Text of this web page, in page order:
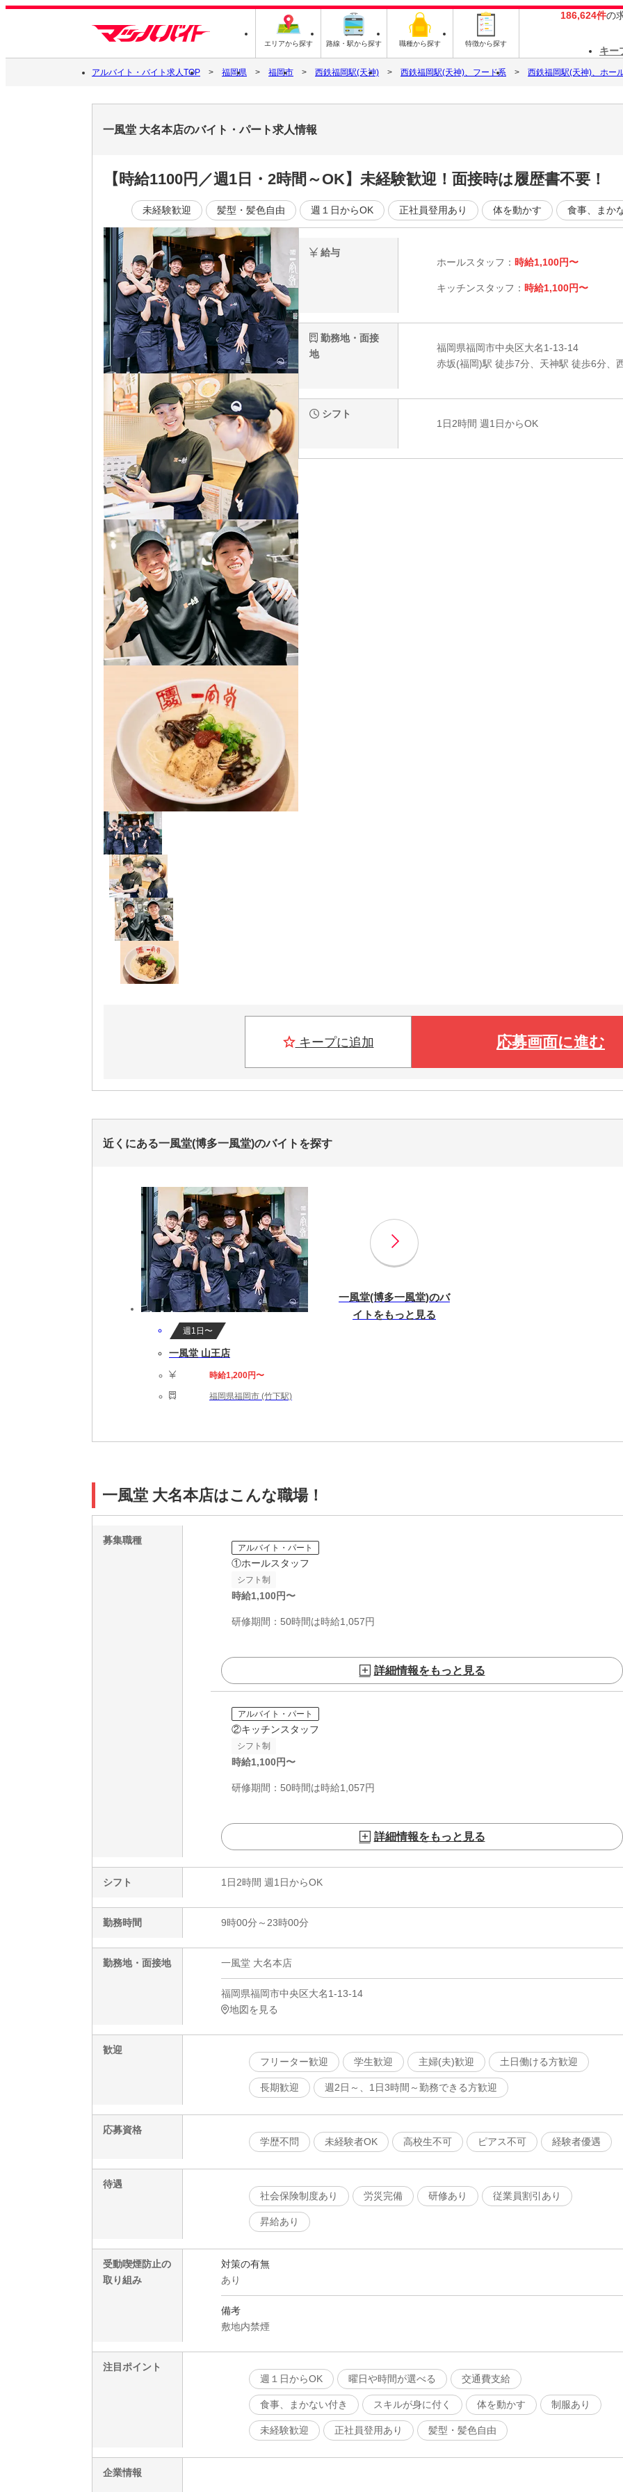
エリアから探す 路線・駅から探す 職種から探す 特徴から探す
186,624件の
キー
アルバイト・バイト求人TOP 福岡県 福岡市 西鉄福岡駅(天神) 西鉄福岡駅(天神)、フード系 西鉄福岡駅(天神)、ホー
一風堂 大名本店のバイト・パート求人情報
【時給1100円／週1日・2時間～OK】未経験歓迎！面接時は履歴書不要！
未経験歓迎 髪型・髪色自由 週１日からOK 正社員登用あり 体を動かす 食事、まか
給与
ホールスタッフ： 時給1,100円〜
キッチンスタッフ： 時給1,100円〜
勤務地・面接
地
福岡県福岡市中央区大名1-13-14
赤坂(福岡)駅 徒歩7分、天神駅 徒歩6分、
シフト
1日2時間 週1日からOK
キープに追加 応募画面に進む
近くにある一風堂(博多一風堂)のバイトを探す
週1日〜
一風堂 山王店
時給1,200円〜
福岡県福岡市 (竹下駅)
一風堂(博多一風堂)のバ
イトをもっと見る
一風堂 大名本店はこんな職場！
募集職種
アルバイト・パート
①ホールスタッフ
シフト制
時給1,100円〜
研修期間：50時間は時給1,057円
詳細情報をもっと見る
アルバイト・パート
②キッチンスタッフ
シフト制
時給1,100円〜
研修期間：50時間は時給1,057円
詳細情報をもっと見る
シフト 1日2時間 週1日からOK
勤務時間 9時00分～23時00分
勤務地・面接地 一風堂 大名本店
福岡県福岡市中央区大名1-13-14
地図を見る
歓迎
フリーター歓迎
学生歓迎 主婦(夫)歓迎 土日働ける方歓迎
長期歓迎 週2日～、1日3時間～勤務できる方歓迎
応募資格
学歴不問
未経験者OK 高校生不可 ピアス不可 経験者優遇
待遇
社会保険制度あり
労災完備 研修あり 従業員割引あり
昇給あり
受動喫煙防止の
取り組み
対策の有無
あり
備考
敷地内禁煙
注目ポイント
週１日からOK
曜日や時間が選べる 交通費支給
食事、まかない付き スキルが身に付く 体を動かす 制服あり
未経験歓迎 正社員登用あり 髪型・髪色自由
企業情報